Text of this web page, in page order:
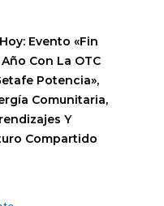
Evento «Fin
Año Con La OTC
Potencia»,
Comunitaria,
Y
Compartido